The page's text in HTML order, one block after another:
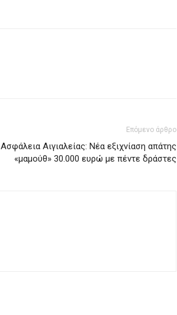
Επόμενο άρθρο
Ασφάλεια Αιγιαλείας: Νέα εξιχνίαση απάτης
«μαμούθ» 30.000 ευρώ με πέντε δράστες